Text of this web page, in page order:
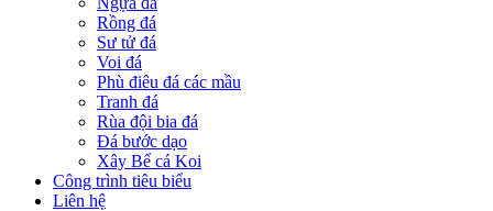
Rồng đá
Sư tử đá
Voi đá
Phù điêu đá các mầu
Tranh đá
Rùa đội bia đá
Đá bước dạo
Xây Bể cá Koi
Công trình tiêu biểu
Liên hệ